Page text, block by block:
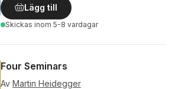
Lägg till
Skickas inom 5-8 vardagar
Four Seminars
Av Martin Heidegger